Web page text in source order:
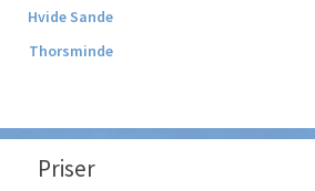
Hvide Sande
Thorsminde
Priser